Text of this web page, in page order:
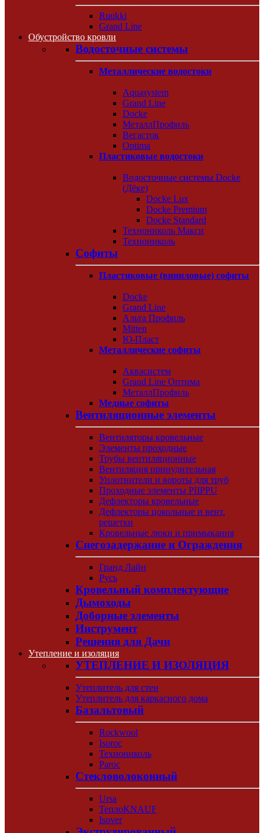
Ruukki
Grand Line
Обустройство кровли
Водосточные системы
Металлические водостоки
Aquasystem
Grand Line
Docke
МеталлПрофиль
Вегасток
Optima
Пластиковые водостоки
Водосточные системы Docke
(Дёке)
Docke Lux
Docke Premium
Docke Standard
Технониколь Макси
Технониколь
Софиты
Пластиковые (виниловые) софиты
Docke
Grand Line
Альта Профиль
Mitten
Ю-Пласт
Металлические софиты
Аквасистем
Grand Line Оптима
МеталлПрофиль
Медные софиты
Вентиляционные элементы
Вентиляторы кровельные
Элементы проходные
Трубы вентиляционные
Вентиляция принудительная
Уплотнители и вороты для труб
Проходные элементы PIIPPU
Дефлекторы кровельные
Дефлекторы цокольные и вент.
решетки
Кровельные люки и примыкания
Снегозадержание и Ограждения
Гранд Лайн
Русь
Кровельный комплектующие
Дымоходы
Доборные элементы
Инструмент
Решения для Дачи
Утепление и изоляция
УТЕПЛЕНИЕ И ИЗОЛЯЦИЯ
Утеплитель для стен
Утеплитель для каркасного дома
Базальтовый
Rockwool
Isoroc
Технониколь
Paroc
Стекловолоконный
Ursa
ТеплоKNAUF
Isover